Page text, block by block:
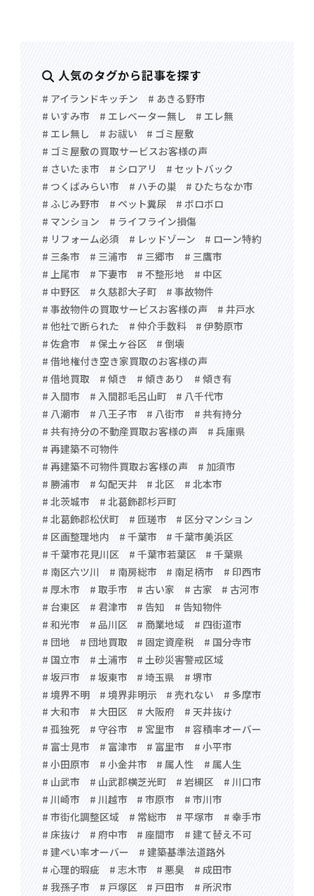
人気のタグから記事を探す
# アイランドキッチン
# あきる野市
# いすみ市
# エレベーター無し
# エレ無
# エレ無し
# お祓い
# ゴミ屋敷
# ゴミ屋敷の買取サービスお客様の声
# さいたま市
# シロアリ
# セットバック
# つくばみらい市
# ハチの巣
# ひたちなか市
# ふじみ野市
# ペット糞尿
# ボロボロ
# マンション
# ライフライン損傷
# リフォーム必須
# レッドゾーン
# ローン特約
# 三条市
# 三浦市 # 三郷市
# 三鷹市
# 上尾市
# 下妻市 # 不整形地
# 中区
# 中野区
# 久慈郡大子町
# 事故物件
# 事故物件の買取サービスお客様の声
# 井戸水
# 他社で断られた
# 仲介手数料
# 伊勢原市
# 佐倉市
# 保土ヶ谷区
# 倒壊
# 借地権付き空き家買取のお客様の声
# 借地買取
# 傾き # 傾きあり
# 傾き有
# 入間市
# 入間郡毛呂山町
# 八千代市
# 八潮市
# 八王子市 # 八街市
# 共有持分
# 共有持分の不動産買取お客様の声
# 兵庫県
# 再建築不可物件
# 再建築不可物件買取お客様の声
# 加須市
# 勝浦市
# 勾配天井 # 北区
# 北本市
# 北茨城市
# 北葛飾郡杉戸町
# 北葛飾郡松伏町
# 匝瑳市
# 区分マンション
# 区画整理地内
# 千葉市
# 千葉市美浜区
# 千葉市花見川区
# 千葉市若葉区
# 千葉県
# 南区六ツ川
# 南房総市 # 南足柄市
# 印西市
# 厚木市
# 取手市 # 古い家 # 古家
# 古河市
# 台東区
# 君津市 # 告知
# 告知物件
# 和光市
# 品川区 # 商業地域
# 四街道市
# 団地
# 団地買取 # 固定資産税
# 国分寺市
# 国立市
# 土浦市
# 土砂災害警戒区域
# 坂戸市
# 坂東市 # 埼玉県
# 堺市
# 境界不明
# 境界非明示 # 売れない
# 多摩市
# 大和市
# 大田区 # 大阪府
# 天井抜け
# 孤独死
# 守谷市 # 宮里市
# 容積率オーバー
# 富士見市
# 富津市 # 富里市
# 小平市
# 小田原市
# 小金井市 # 属人性
# 属人生
# 山武市
# 山武郡横芝光町 # 岩槻区
# 川口市
# 川崎市
# 川越市 # 市原市
# 市川市
# 市街化調整区域
# 常総市 # 平塚市
# 幸手市
# 床抜け
# 府中市 # 座間市
# 建て替え不可
# 建ぺい率オーバー
# 建築基準法道路外
# 心理的瑕疵
# 志木市 # 悪臭
# 成田市
# 我孫子市
# 戸塚区 # 戸田市
# 所沢市